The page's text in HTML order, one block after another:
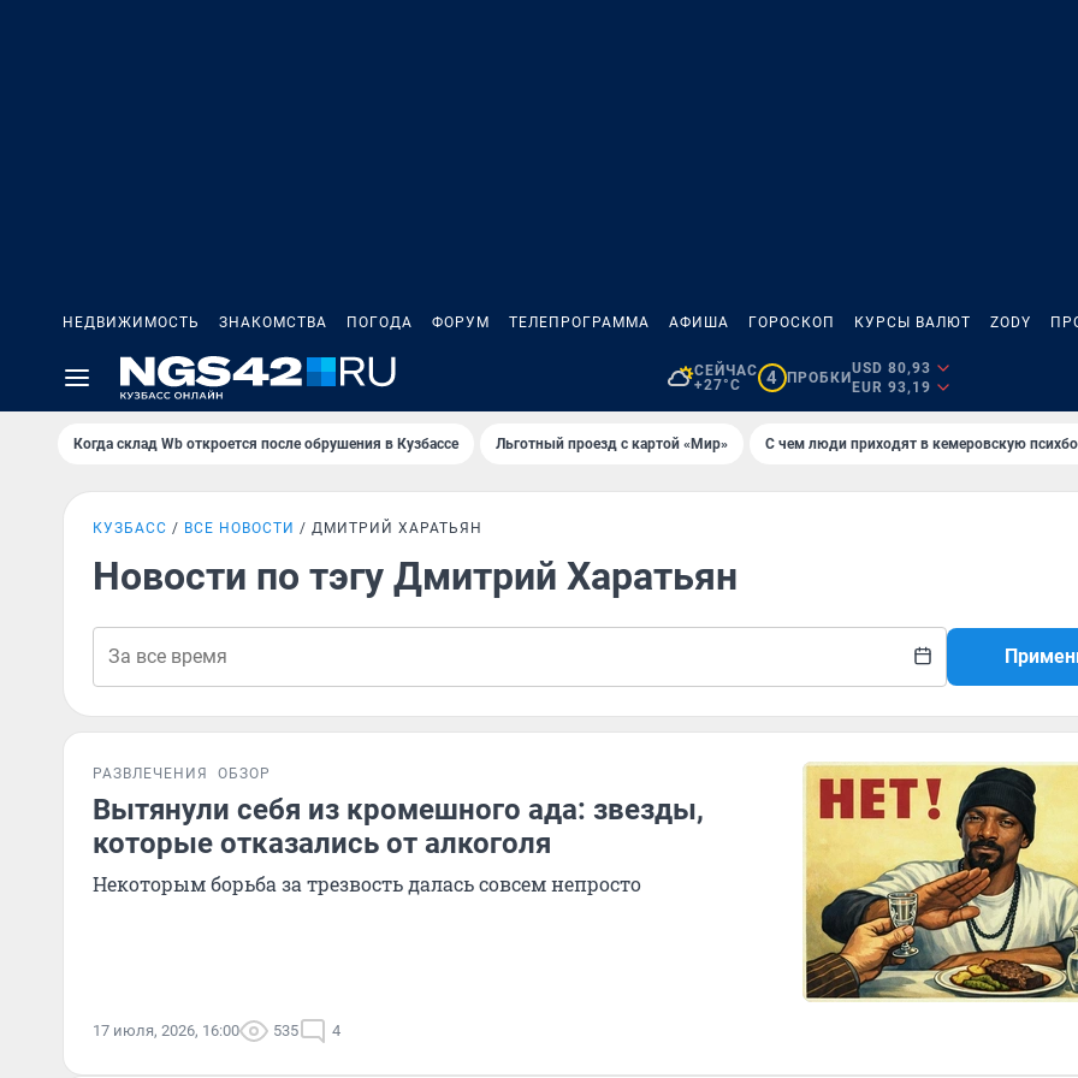
НЕДВИЖИМОСТЬ ЗНАКОМСТВА ПОГОДА ФОРУМ ТЕЛЕПРОГРАММА АФИША ГОРОСКОП КУРСЫ ВАЛЮТ ZODY
СЕЙЧАС
+27°C
4 ПРОБКИ
USD 80,93
EUR 93,19
Когда склад Wb откроется после обрушения в Кузбассе Льготный проезд с картой «Мир» С чем люди приходят в кемеровскую
КУЗБАСС ВСЕ НОВОСТИ ДМИТРИЙ ХАРАТЬЯН
Новости по тэгу Дмитрий Харатьян
РАЗВЛЕЧЕНИЯ ОБЗОР
Вытянули себя из кромешного ада: звезды,
которые отказались от алкоголя
Некоторым борьба за трезвость далась совсем непросто
17 июля, 2026, 16:00 535 4